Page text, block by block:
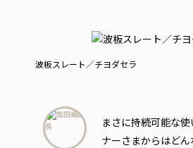
波板スレート／チヨダセラ
まさに持続可能な
ナーさまからはど